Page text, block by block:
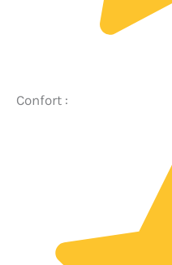
Confort :